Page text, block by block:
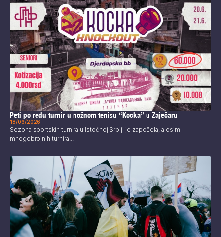
Peti po redu turnir u nožnom tenisu “Kocka” u Zaječaru
18/06/2026
Sezona sportskih turnira u Istočnoj Srbiji je započela, a osim
mnogobrojnih turnira...